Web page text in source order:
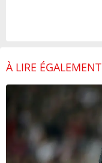
À LIRE ÉGALEMENT